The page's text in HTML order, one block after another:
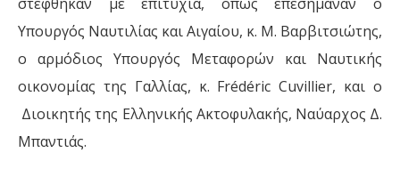
Υπουργός Ναυτιλίας και Αιγαίου, κ. Μ. Βαρβιτσιώτης,
ο αρμόδιος Υπουργός Μεταφορών και Ναυτικής
οικονομίας της Γαλλίας, κ. Frédéric Cuvillier, και ο
Διοικητής της Ελληνικής Ακτοφυλακής, Ναύαρχος Δ.
Μπαντιάς.